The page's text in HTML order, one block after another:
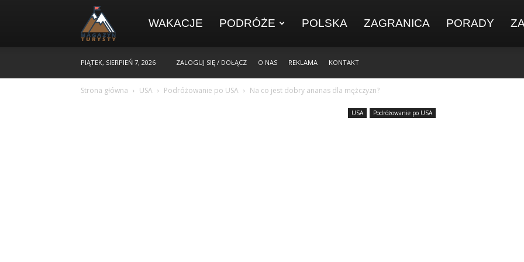
WAKACJE PODRÓŻE POLSKA ZAGRANICA PORADY
PIĄTEK, SIERPIEŃ 7, 2026 ZALOGUJ SIĘ / DOŁĄCZ O NAS REKLAMA KONTAKT
Strona główna USA Podróżowanie po USA Na co jest dobry ananas dla mężczyzn?
USA Podróżowanie po USA